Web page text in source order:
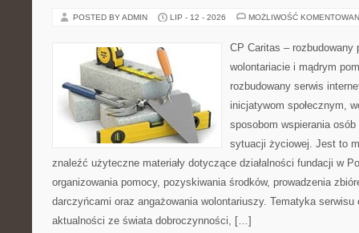
POSTED BY ADMIN LIP - 12 - 2026 MOŻLIWOŚĆ
CP Caritas – rozbudowany
wolontariacie i mądrym
rozbudowany serwis
inicjatywom społecznym,
sposobom wspierania
sytuacji życiowej. Jest to
znaleźć użyteczne materiały dotyczące działalności fundacji w
organizowania pomocy, pozyskiwania środków, prowadzenia
darczyńcami oraz angażowania wolontariuszy. Tematyka
aktualności ze świata dobroczynności, […]